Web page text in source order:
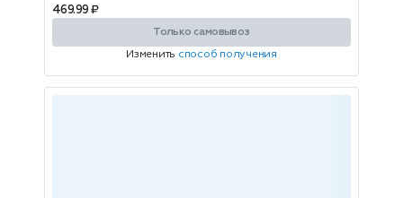
469.99 ₽
Только самовывоз
Изменить способ получения